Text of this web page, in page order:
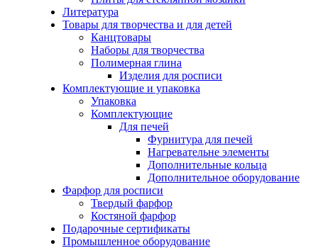
Литература
Товары для творчества и для детей
Канцтовары
Наборы для творчества
Полимерная глина
Изделия для росписи
Комплектующие и упаковка
Упаковка
Комплектующие
Для печей
Фурнитура для печей
Нагревательне элементы
Дополнительные кольца
Дополнительное оборудование
Фарфор для росписи
Твердый фарфор
Костяной фарфор
Подарочные сертификаты
Промышленное оборудование